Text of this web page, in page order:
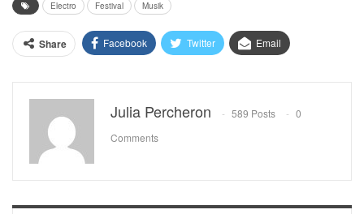
Electro Festival Musik
Share Facebook Twitter Email
Julia Percheron 589 Posts
0
Comments